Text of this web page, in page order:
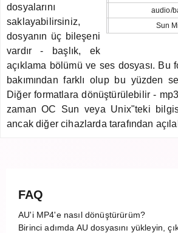
audio/
Sun
dosyalarını
saklayabilirsiniz,
dosyanın üç bileşeni
vardır - başlık, ek
açıklama bölümü ve ses dosyası. Bu
bakımından farklı olup bu yüzden
Diğer formatlara dönüştürülebilir -
zaman OC Sun veya Unix"teki
ancak diğer cihazlarda tarafından
FAQ
AU'i MP4'e nasıl dönüştürürüm?
Birinci adımda AU dosyasını yükleyin,